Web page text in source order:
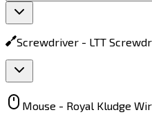
Screwdriver - LTT Screwdriver​​​​‌
Mouse - Royal Kludge Wireless Gaming Mouse​​​​‌